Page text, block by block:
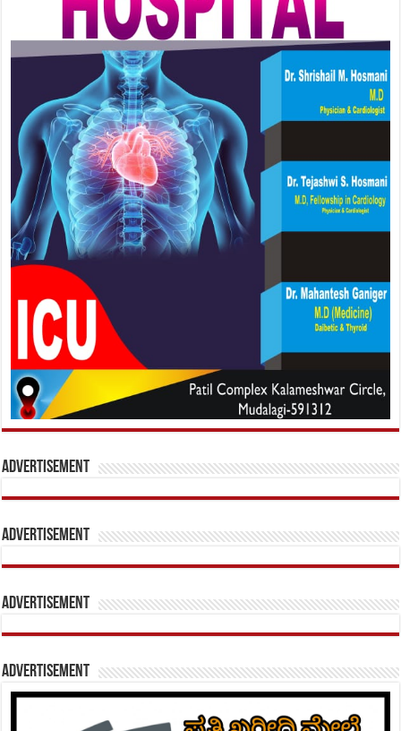
Advertisement
Advertisement
Advertisement
Advertisement